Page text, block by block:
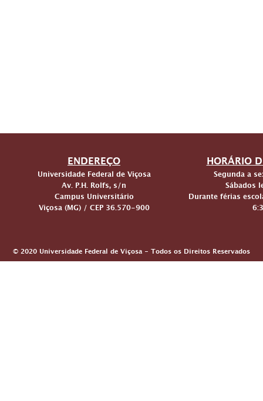
ENDEREÇO
Universidade Federal de Viçosa
Av. P.H. Rolfs, s/n
Campus Universitário
Viçosa (MG) / CEP 36.570-900
HORÁRIO
Segunda a
Sábados
Durante férias
© 2020 Universidade Federal de Viçosa - Todos os Direitos Reservados